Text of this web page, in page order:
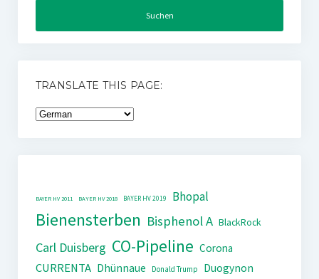
TRANSLATE THIS PAGE:
BAYER HV 2011 BAYER HV 2018 BAYER HV 2019 Bhopal
Bienensterben Bisphenol A BlackRock
Carl Duisberg CO-Pipeline Corona
CURRENTA Dhünnaue Donald Trump
Duogynon